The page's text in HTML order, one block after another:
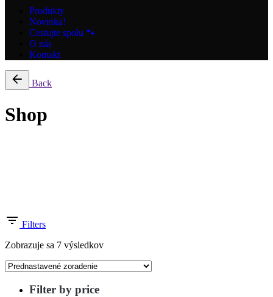
Produkty
Novinka!
Cestujte spolu 🐾
O nás
Kontakt
Back
Shop
Filters
Zobrazuje sa 7 výsledkov
Filter by price